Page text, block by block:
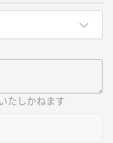
たしかねます